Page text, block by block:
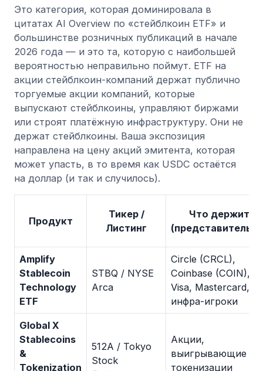
Это категория, которая доминировала в
цитатах AI Overview по «стейблкоин ETF» и
большинстве розничных публикаций в начале
2026 года — и это та, которую с наибольшей
вероятностью неправильно поймут. ETF на
акции стейблкоин-компаний держат публично
торгуемые акции компаний, которые
выпускают стейблкоины, управляют биржами
или строят платёжную инфраструктуру. Они не
держат стейблкоины. Ваша экспозиция
направлена на цену акций эмитента, которая
может упасть, в то время как USDC остаётся
на доллар (и так и случилось).
Продукт
Тикер /
Листинг
Что держит
Amplify
Stablecoin
Technology
ETF
STBQ / NYSE
Arca
Circle (CRCL),
Coinbase (COIN),
Visa, Mastercard,
инфра-игроки
Global X
Stablecoins
&
Tokenization
512A / Tokyo
Stock
Акции,
выигрывающие от
токенизации